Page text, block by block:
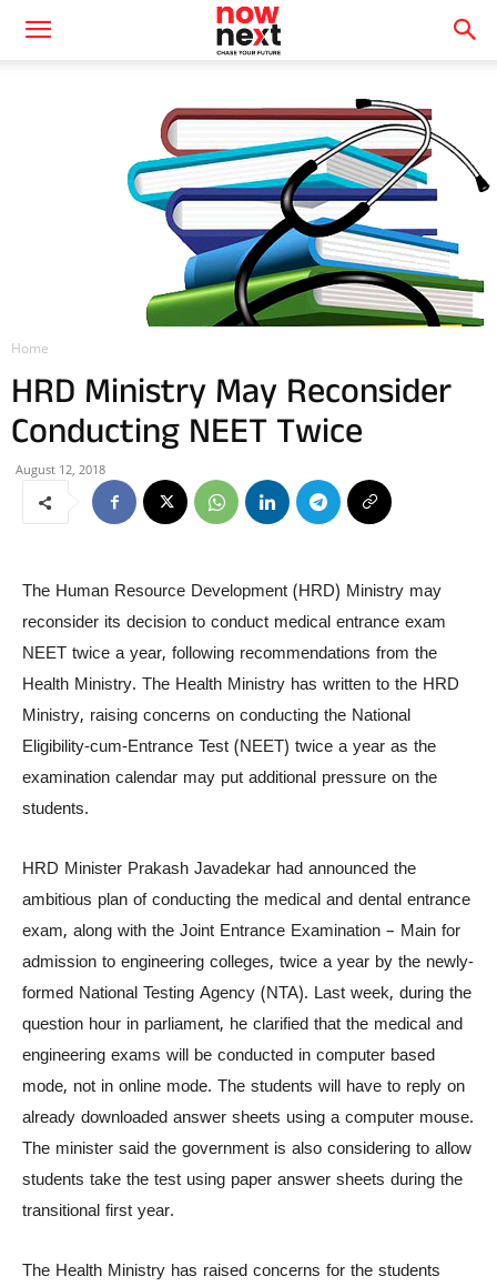
Home
HRD Ministry May Reconsider
Conducting NEET Twice
August 12, 2018
The Human Resource Development (HRD) Ministry may
reconsider its decision to conduct medical entrance exam
NEET twice a year, following recommendations from the
Health Ministry. The Health Ministry has written to the HRD
Ministry, raising concerns on conducting the National
Eligibility-cum-Entrance Test (NEET) twice a year as the
examination calendar may put additional pressure on the
students.
HRD Minister Prakash Javadekar had announced the
ambitious plan of conducting the medical and dental entrance
exam, along with the Joint Entrance Examination – Main for
admission to engineering colleges, twice a year by the newly-
formed National Testing Agency (NTA). Last week, during the
question hour in parliament, he clarified that the medical and
engineering exams will be conducted in computer based
mode, not in online mode. The students will have to reply on
already downloaded answer sheets using a computer mouse.
The minister said the government is also considering to allow
students take the test using paper answer sheets during the
transitional first year.
The Health Ministry has raised concerns for the students